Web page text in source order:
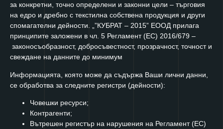
за конкретни, точно определени и законни цели – търговия
на едро и дребно с текстилна собствена продукция и други
спомагателни дейности. „”КУБРАТ – 2015” ЕООД прилага
принципите заложени в чл. 5 Регламент (ЕС) 2016/679 –
законосъобразност, добросъвестност, прозрачност, точност и
свеждане на данните до минимум
Информацията, която може да съдържа Ваши лични данни,
се обработва за следните регистри (дейности):
Човешки ресурси;
Контрагенти;
Вътрешен регистър на нарушения на Регламент (ЕС)